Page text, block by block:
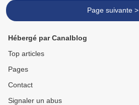
Page suivante >
Hébergé par Canalblog
Top articles
Pages
Contact
Signaler un abus